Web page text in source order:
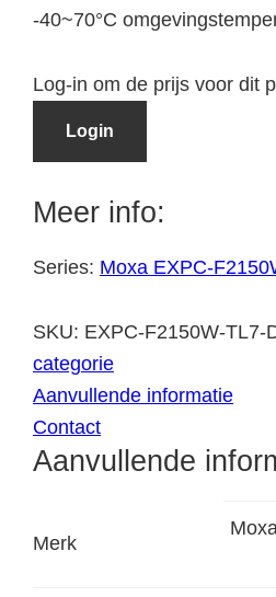
-40~70°C
Log-in om de prijs voor dit
Login
Meer info:
Series: Moxa EXPC-
SKU: EXPC-F2150W-TL7-
categorie
Aanvullende informatie
Contact
Aanvullende
Merk
Moxa